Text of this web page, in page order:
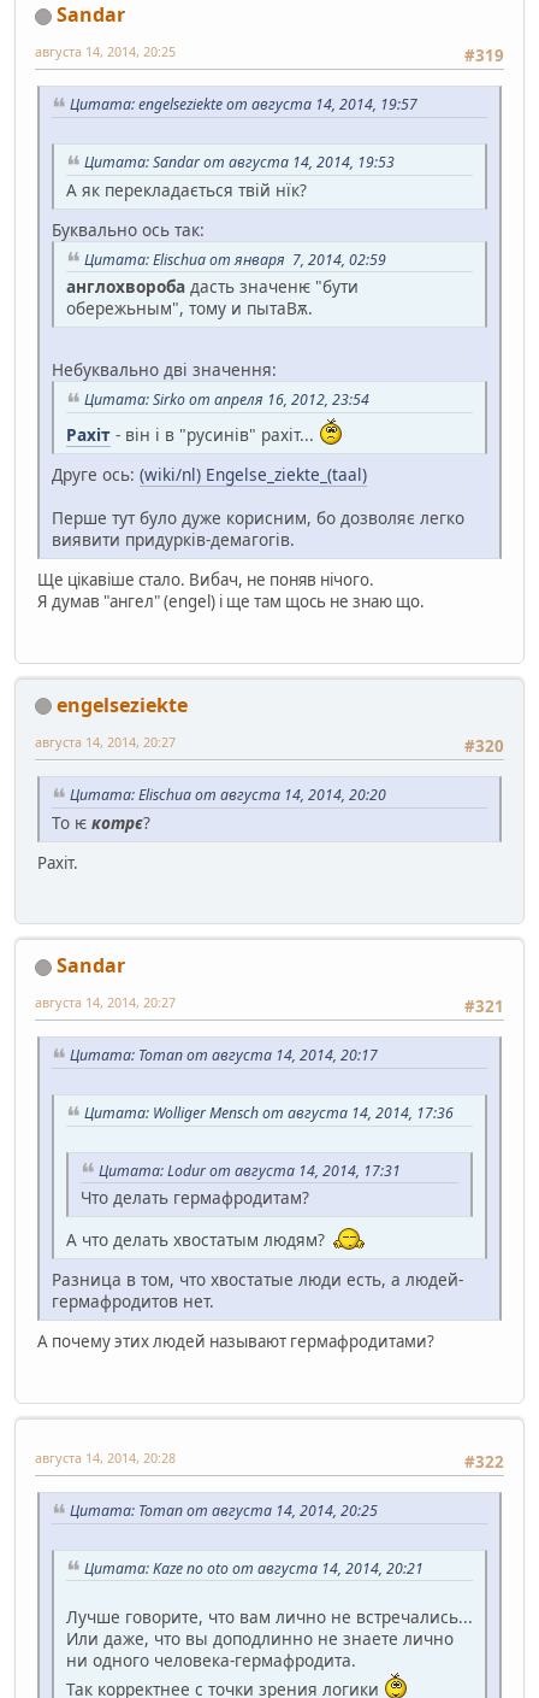
Sandar
#319
августа 14, 2014, 20:25
Цитата: engelseziekte от августа 14, 2014, 19:57
Цитата: Sandar от августа 14, 2014, 19:53
А як перекладається твій нїк?
Буквально ось так:
Цитата: Elischua от января 7, 2014, 02:59
англохвороба дасть значенѥ "бути
обережьным", тому и пытаВѫ.
Небуквально дві значення:
Цитата: Sirko от апреля 16, 2012, 23:54
Рахіт - він і в "русинів" рахіт...
Друге ось: (wiki/nl) Engelse_ziekte_(taal)
Перше тут було дуже корисним, бо дозволяє легко
виявити придурків-демагогів.
Ще цікавіше стало. Вибач, не поняв нічого.
Я думав "ангел" (engel) і ще там щось не знаю що.
engelseziekte
#320
августа 14, 2014, 20:27
Цитата: Elischua от августа 14, 2014, 20:20
То ѥ котрє?
Рахіт.
Sandar
#321
августа 14, 2014, 20:27
Цитата: Toman от августа 14, 2014, 20:17
Цитата: Wolliger Mensch от августа 14, 2014, 17:36
Цитата: Lodur от августа 14, 2014, 17:31
Что делать гермафродитам?
А что делать хвостатым людям?
Разница в том, что хвостатые люди есть, а людей-
гермафродитов нет.
А почему этих людей называют гермафродитами?
#322
августа 14, 2014, 20:28
Цитата: Toman от августа 14, 2014, 20:25
Цитата: Kaze no oto от августа 14, 2014, 20:21
Лучше говорите, что вам лично не встречались...
Или даже, что вы доподлинно не знаете лично
ни одного человека-гермафродита.
Так корректнее с точки зрения логики